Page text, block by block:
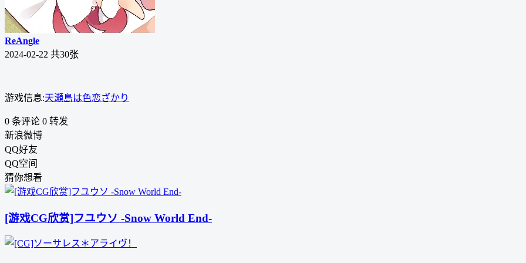
ReAngle
2024-02-22 共30张
游戏信息:天瀬島は色恋ざかり
0 条评论 0 转发
新浪微博
QQ好友
QQ空间
猜你想看
[游戏CG欣赏]フユウソ -Snow World End-